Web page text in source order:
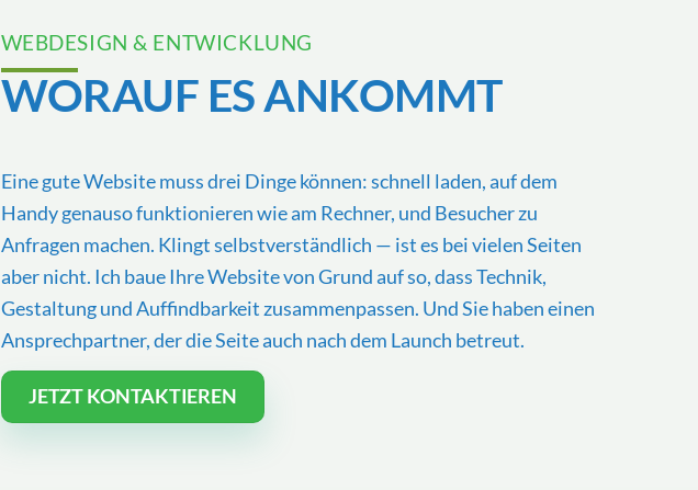
WEBDESIGN & ENTWICKLUNG
WORAUF ES ANKOMMT
Eine gute Website muss drei Dinge können: schnell laden, auf dem
Handy genauso funktionieren wie am Rechner, und Besucher zu
Anfragen machen. Klingt selbstverständlich — ist es bei vielen Seiten
aber nicht. Ich baue Ihre Website von Grund auf so, dass Technik,
Gestaltung und Auffindbarkeit zusammenpassen. Und Sie haben einen
Ansprechpartner, der die Seite auch nach dem Launch betreut.
JETZT KONTAKTIEREN